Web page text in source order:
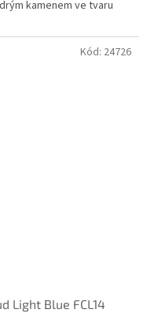
kamenem ve tvaru
Light Blue FCL14
Kód: 24726